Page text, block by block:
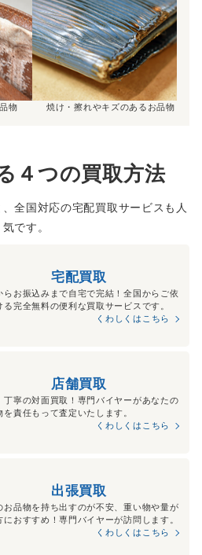
物 焼け・擦れやキズのあるお品物
４つの買取方法
全国対応の宅配買取サービスも人
気です。
宅配買取
らお振込みまで自宅で完結！全国からご依
る完全無料の便利な買取サービスです。
くわしくはこちら
店舗買取
丁寧の対面買取！専門バイヤーがあなたの
を責任もって査定いたします。
くわしくはこちら
出張買取
お品物を持ち出すのが不安、重い物や量が
におすすめ！専門バイヤーが訪問します。
くわしくはこちら